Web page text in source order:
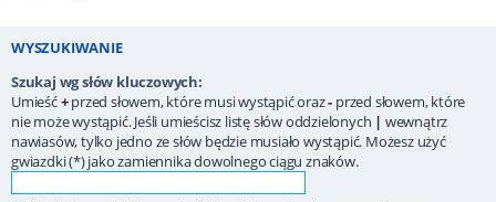
WYSZUKIWANIE
Szukaj wg słów kluczowych:
Umieść+przed słowem, które musi wystąpić oraz- przed słowem, które
nie może wystąpić. Jeśli umieścisz listę słów oddzielonych | wewnątrz
nawiasów, tylko jedno ze słów będzie musiało wystąpić. Możesz użyć
gwiazdki (*) jako zamiennika dowolnego ciągu znaków.